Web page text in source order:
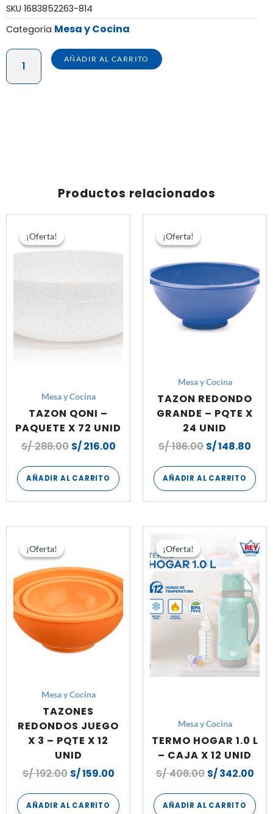
SKU 1683852263-814
Categoría Mesa y Cocina
BEBETODO
DECCO
1
AÑADIR AL CARRITO
Productos relacionados
¡Oferta!
¡Oferta!
Mesa y Cocina
TAZON QONI –
PAQUETE X 72 UNID
S/288.00 S/216.00
es:
S/ 216.00.
AÑADIR AL CARRITO
¡Oferta!
¡Oferta!
Mesa y Cocina
TAZON REDONDO
GRANDE – PQTE X
24 UNID
S/186.00
S/ 186.00.
S/148.80
S/
AÑADIR AL CARRITO
¡Oferta!
¡Oferta!
Mesa y Cocina
TAZONES
REDONDOS JUEGO
X 3 – PQTE X 12
UNID
S/192.00
era:
S/ 192.00.
S/159.00
S/ 159.00.
AÑADIR AL CARRITO
¡Oferta!
¡Oferta!
Mesa y Cocina
TERMO HOGAR 1.0 L
– CAJA X 12 UNID
S/408.00
original
era:
S/ 408.00.
S/342.00
S/
AÑADIR AL CARRITO